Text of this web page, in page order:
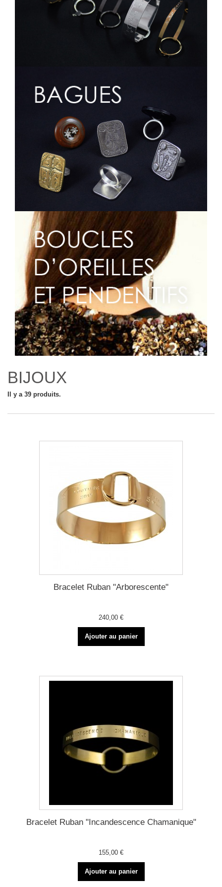
BIJOUX
Il y a 39 produits.
Bracelet Ruban "Arborescente"
240,00 €
Ajouter au panier
Bracelet Ruban "Incandescence Chamanique"
155,00 €
Ajouter au panier